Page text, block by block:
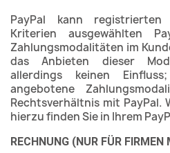
PayPal kann
Kriterien ausgewählten
Zahlungsmodalitäten im
das Anbieten dieser
allerdings keinen
angebotene
Rechtsverhältnis mit PayPal.
hierzu finden Sie in Ihrem
RECHNUNG (NUR FÜR FIRMEN